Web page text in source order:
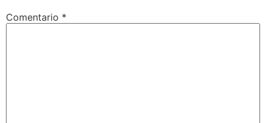
Comentario *